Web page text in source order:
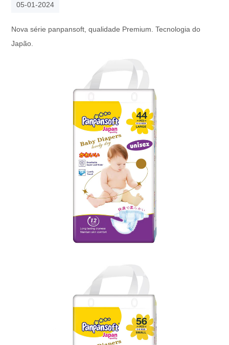
05-01-2024
Nova série panpansoft, qualidade Premium. Tecnologia do
Japão.